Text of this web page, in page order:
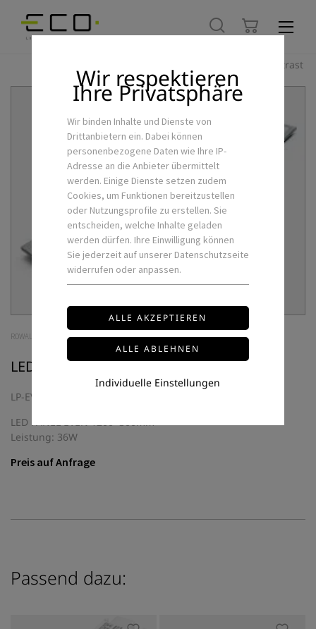
Hoher Kontrast
ROWALUX
LED-PANEL LP-EVEN-R-120X30
LP-EVEN-R-120X30
LED PANEL EVEN 1200*300mm
Leistung: 36W
Preis auf Anfrage
Passend dazu:
Wir respektieren
Ihre Privatsphäre
Wir binden Inhalte und Dienste von
Drittanbietern ein. Dabei können
personenbezogene Daten wie Ihre IP-
Adresse an die Anbieter übermittelt
werden. Einige Dienste setzen zudem
Cookies, um Funktionen bereitzustellen
oder Nutzungsprofile zu erstellen. Sie
entscheiden, welche Inhalte geladen
werden dürfen. Ihre Einwilligung können
Sie jederzeit auf unserer Datenschutzseite
widerrufen oder anpassen.
Individuelle Einstellungen